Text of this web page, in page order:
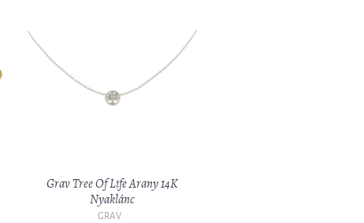
Grav Tree Of Life Arany 14K
Nyaklánc
GRAV